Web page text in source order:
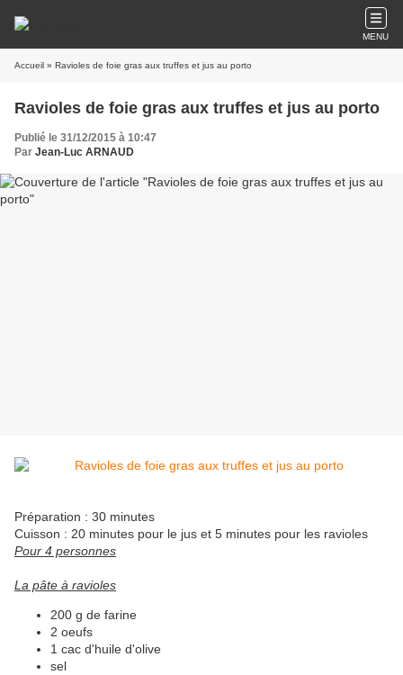
MENU
Accueil » Ravioles de foie gras aux truffes et jus au porto
Ravioles de foie gras aux truffes et jus au porto
Publié le 31/12/2015 à 10:47
Par Jean-Luc ARNAUD
Préparation : 30 minutes
Cuisson : 20 minutes pour le jus et 5 minutes pour les ravioles
Pour 4 personnes
La pâte à ravioles
200 g de farine
2 oeufs
1 cac d'huile d'olive
sel